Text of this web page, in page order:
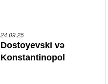
24.09.25
Dostoyevski və
Konstantinopol